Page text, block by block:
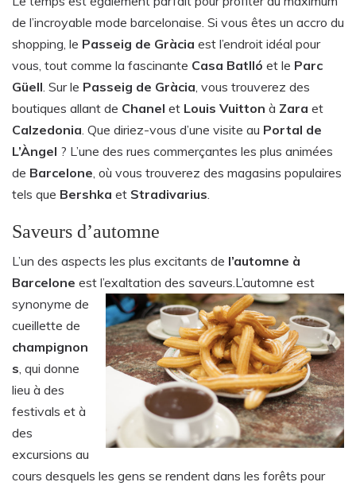
de l’incroyable mode barcelonaise. Si vous êtes un accro du
shopping, le Passeig de Gràcia est l’endroit idéal pour
vous, tout comme la fascinante Casa Batlló et le Parc
Güell . Sur le Passeig de Gràcia , vous trouverez des
boutiques allant de Chanel et Louis Vuitton à Zara et
Calzedonia . Que diriez-vous d’une visite au Portal de
L’Àngel ? L’une des rues commerçantes les plus animées
de Barcelone , où vous trouverez des magasins populaires
tels que Bershka et Stradivarius
Saveurs d’automne
L’un des aspects les plus excitants de l’automne à
Barcelone est l’exaltation des saveurs. L’automne est
synonyme de
cueillette de
champignon
s , qui donne
lieu à des
festivals et à
des
excursions au
cours desquels les gens se rendent dans les forêts pour